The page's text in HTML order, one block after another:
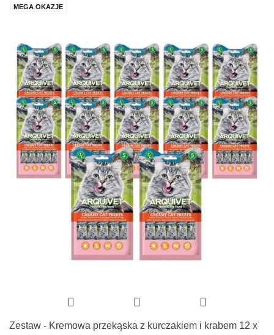
MEGA OKAZJE
Zestaw - Kremowa przekąska z kurczakiem i krabem 12 x